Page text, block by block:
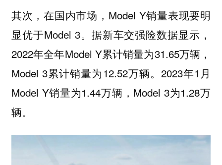
其次，在国内市场，Model Y销量表现要明
显优于Model 3。据新车交强险数据显示，
2022年全年Model Y累计销量为31.65万辆，
Model 3累计销量为12.52万辆。2023年1月
Model Y销量为1.44万辆，Model 3为1.28万
辆。